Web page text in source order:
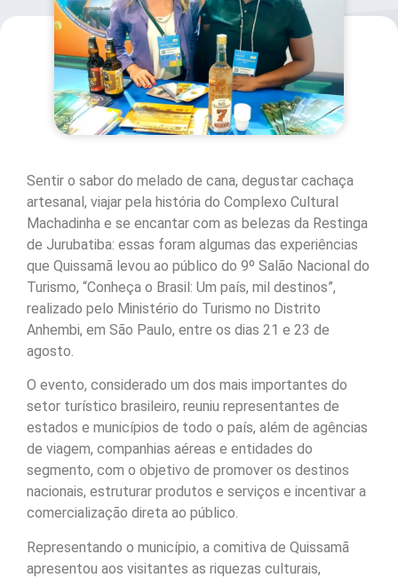
Sentir o sabor do melado de cana, degustar cachaça
artesanal, viajar pela história do Complexo Cultural
Machadinha e se encantar com as belezas da Restinga
de Jurubatiba: essas foram algumas das experiências
que Quissamã levou ao público do 9º Salão Nacional do
Turismo, “Conheça o Brasil: Um país, mil destinos”,
realizado pelo Ministério do Turismo no Distrito
Anhembi, em São Paulo, entre os dias 21 e 23 de
agosto.
O evento, considerado um dos mais importantes do
setor turístico brasileiro, reuniu representantes de
estados e municípios de todo o país, além de agências
de viagem, companhias aéreas e entidades do
segmento, com o objetivo de promover os destinos
nacionais, estruturar produtos e serviços e incentivar a
comercialização direta ao público.
Representando o município, a comitiva de Quissamã
apresentou aos visitantes as riquezas culturais,